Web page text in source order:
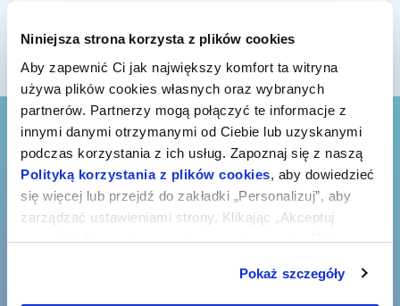
Niniejsza strona korzysta z plików cookies
Aby zapewnić Ci jak największy komfort ta witryna
używa plików cookies własnych oraz wybranych
partnerów. Partnerzy mogą połączyć te informacje z
innymi danymi otrzymanymi od Ciebie lub uzyskanymi
podczas korzystania z ich usług. Zapoznaj się z naszą
Polityką korzystania z plików cookies, aby dowiedzieć
się więcej lub przejdź do zakładki „Personalizuj”, aby
zarządzać ustawieniami strony. Klikając „Akceptuj
wszystkie”, wyrażasz zgodę na zapisywanie plików
akceptujesz przechowywanie tylko niezbędnych plików
cookies.
Pokaż szczegóły